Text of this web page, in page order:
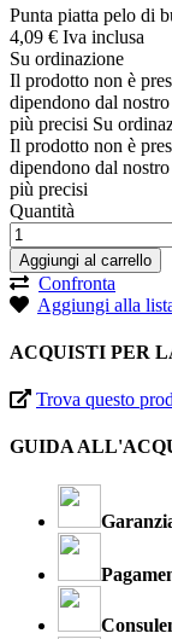
Punta piatta pelo di
4,09 € Iva inclusa
Su ordinazione
Il prodotto non è
dipendono dal
più precisi Su
Il prodotto non è
dipendono dal
più precisi
Quantità
Aggiungi al carrello
Confronta
Aggiungi alla
ACQUISTI PER
Trova questo
GUIDA